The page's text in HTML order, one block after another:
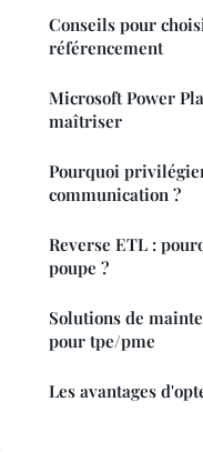
Conseils pour
référencement
Microsoft Power
maîtriser
Pourquoi
communication ?
Reverse ETL :
poupe ?
Solutions de
pour tpe/pme
Les avantages